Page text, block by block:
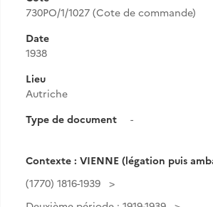
730PO/1/1027 (Cote de commande)
Date
1938
Lieu
Autriche
Type de document
-
Contexte : VIENNE (légation puis
(1770) 1816-1939